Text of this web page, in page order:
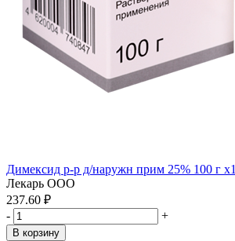
Димексид р-р д/наружн прим 25% 100 г x1
Лекарь ООО
237.60 ₽
-
+
В корзину